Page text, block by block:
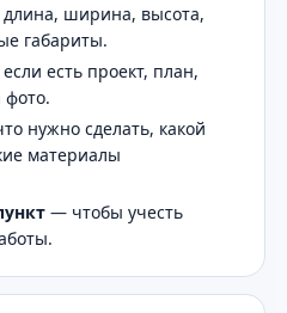
ширина, высота,
габариты.
есть проект, план,
фото.
нужно сделать, какой
материалы
— чтобы учесть